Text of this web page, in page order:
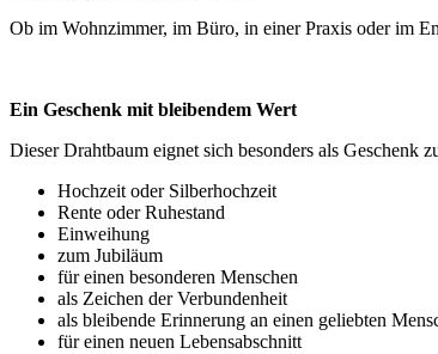
Ob im Wohnzimmer, im Büro, in einer Praxis oder im
Ein Geschenk mit bleibendem Wert
Dieser Drahtbaum eignet sich besonders als Geschenk
Hochzeit oder Silberhochzeit
Rente oder Ruhestand
Einweihung
zum Jubiläum
für einen besonderen Menschen
als Zeichen der Verbundenheit
als bleibende Erinnerung an einen geliebten
für einen neuen Lebensabschnitt